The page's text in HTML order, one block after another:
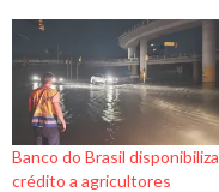
Banco do Brasil disponibiliza
crédito a agricultores